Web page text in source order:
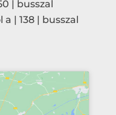
| busszal
| 138 | busszal